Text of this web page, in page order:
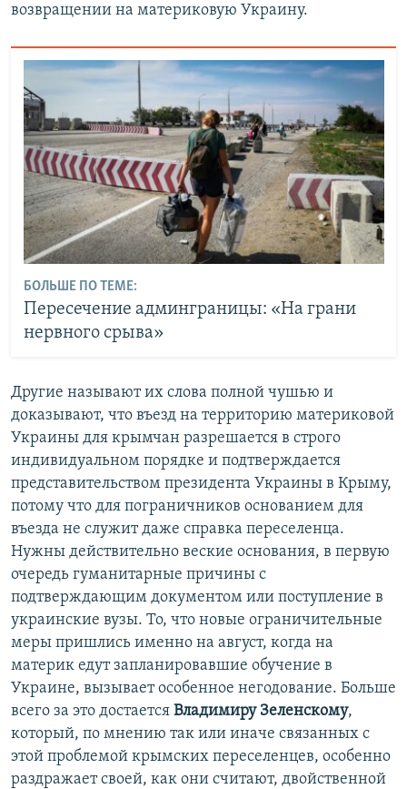
возвращении на материковую Украину.
БОЛЬШЕ ПО ТЕМЕ:
Пересечение админграницы: «На грани
нервного срыва»
Другие называют их слова полной чушью и
доказывают, что въезд на территорию материковой
Украины для крымчан разрешается в строго
индивидуальном порядке и подтверждается
представительством президента Украины в Крыму,
потому что для пограничников основанием для
въезда не служит даже справка переселенца.
Нужны действительно веские основания, в первую
очередь гуманитарные причины с
подтверждающим документом или поступление в
украинские вузы. То, что новые ограничительные
меры пришлись именно на август, когда на
материк едут запланировавшие обучение в
Украине, вызывает особенное негодование. Больше
всего за это достается Владимиру Зеленскому,
который, по мнению так или иначе связанных с
этой проблемой крымских переселенцев, особенно
раздражает своей, как они считают, двойственной